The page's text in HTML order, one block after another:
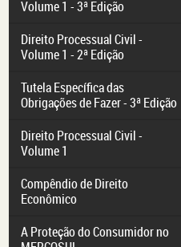
Volume 1 - 3ª Edição
Direito Processual Civil -
Volume 1 - 2ª Edição
Tutela Específica das
Obrigações de Fazer - 3ª Edição
Direito Processual Civil -
Volume 1
Compêndio de Direito
Econômico
A Proteção do Consumidor no